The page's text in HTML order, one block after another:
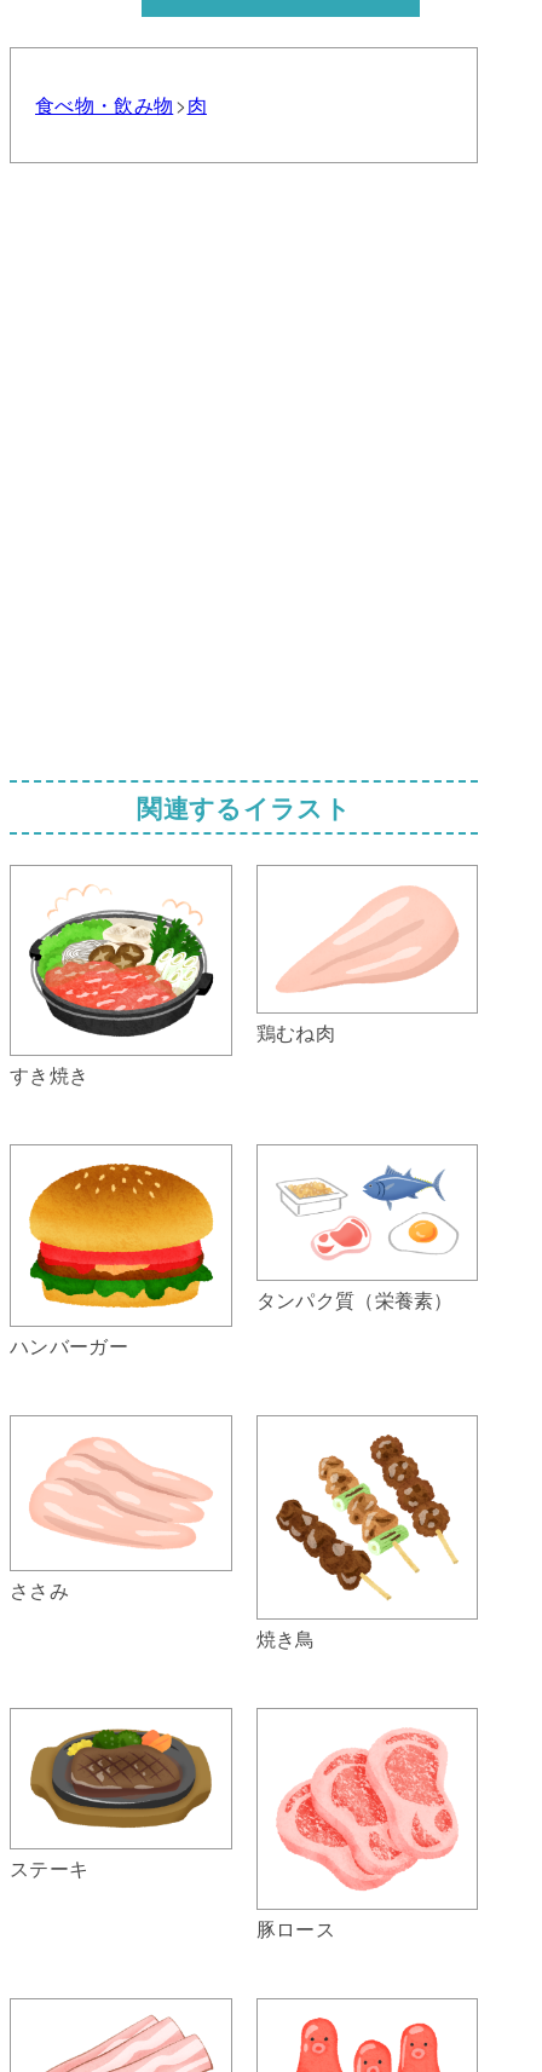
食べ物・飲み物 肉
関連するイラスト
すき焼き
鶏むね肉
ハンバーガー
タンパク質（栄養素）
ささみ
焼き鳥
ステーキ
豚ロース